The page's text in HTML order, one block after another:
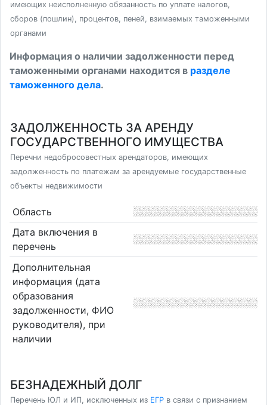
имеющих неисполненную обязанность по уплате налогов,
сборов (пошлин), процентов, пеней, взимаемых таможенными
органами
Информация о наличии задолженности перед
таможенными органами находится в разделе
таможенного дела.
ЗАДОЛЖЕННОСТЬ ЗА АРЕНДУ
ГОСУДАРСТВЕННОГО ИМУЩЕСТВА
Перечни недобросовестных арендаторов, имеющих
задолженность по платежам за арендуемые государственные
объекты недвижимости
Область
Дата включения в
перечень
Дополнительная
информация (дата
образования
задолженности, ФИО
руководителя), при
наличии
БЕЗНАДЕЖНЫЙ ДОЛГ
Перечень ЮЛ и ИП, исключенных из ЕГР в связи с признанием